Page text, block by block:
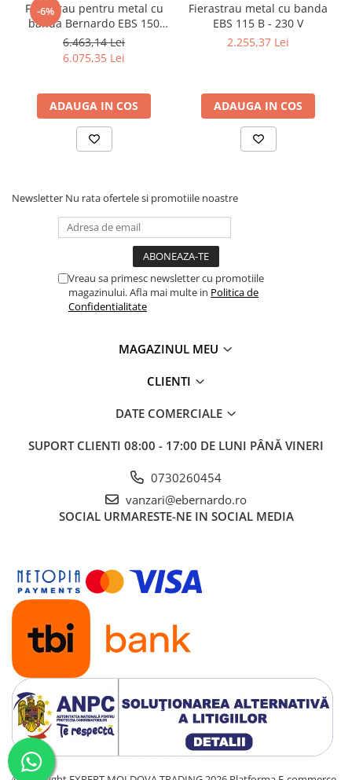
-6%
Ferastrau pentru metal cu
banda Bernardo EBS 150
GC
6.463,14 Lei
6.075,35 Lei
ADAUGA IN COS
Fierastrau metal cu banda
EBS 115 B - 230 V
2.255,37 Lei
ADAUGA IN COS
Newsletter Nu rata ofertele si promotiile noastre
Vreau sa primesc newsletter cu promotiile
magazinului. Afla mai multe in Politica de
Confidentialitate
MAGAZINUL MEU
CLIENTI
DATE COMERCIALE
SUPORT CLIENTI 08:00 - 17:00 DE LUNI PÂNĂ VINERI
0730260454
vanzari@ebernardo.ro
SOCIAL URMARESTE-NE IN SOCIAL MEDIA